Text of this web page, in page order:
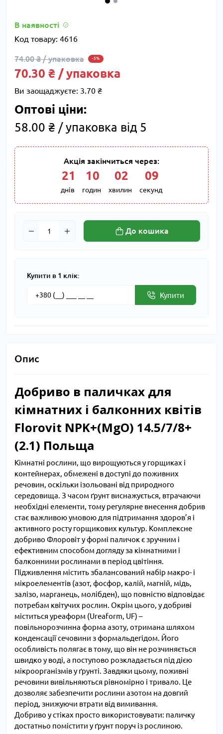
В наявності
Код товару: 4616
74.00 ₴ / упаковка -5%
70.30 ₴ / упаковка
Ви заощаджуєте: 3.70 ₴
Оптові ціни:
58.00 ₴ / упаковка від 5
Акція закінчиться через:
21
днів
10
годин
02
хвилин
08
секунд
До кошика
Купити в 1 клік:
Купити
Опис
Добриво в паличках для
кімнатних і балконних квітів
Florovit NPK+(MgO) 14.5/7/8+
(2.1) Польща
Кімнатні рослини, що вирощуються у горщиках і
контейнерах, обмежені в доступі до поживних
речовин, оскільки ізольовані від природного
середовища. З часом ґрунт виснажується, втрачаючи
необхідні елементи, тому регулярне внесення добрив
стає важливою умовою для підтримання здоров’я і
активного росту горщикових культур. Комплексне
добриво Флоровіт у формі паличок є зручним і
ефективним способом догляду за кімнатними і
балконними рослинами в період цвітіння.
Підживлення містить збалансований набір макро- і
мікроелементів (азот, фосфор, калій, магній, мідь,
залізо, марганець, молібден), що повністю відповідає
потребам квітучих рослин. Окрім цього, у добриві
міститься уреаформ (Ureaform, UF) –
повільнорозчинна форма азоту, отримана шляхом
конденсації сечовини з формальдегідом. Його
особливість полягає в тому, що він не розчиняється
швидко у воді, а поступово розкладається під дією
мікроорганізмів у ґрунті. Завдяки цьому, поживні
речовини вивільняються рівномірно і тривало. Це
дозволяє забезпечити рослини азотом на довгий
період, знижуючи втрати від вимивання.
Добриво у стіках просто використовувати: паличку
достатньо помістити у ґрунт поруч із рослиною.